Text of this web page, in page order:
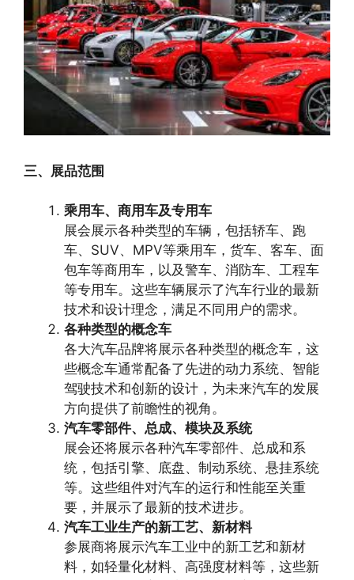
三、展品范围
乘用车、商用车及专用车
展会展示各种类型的车辆，包括轿车、跑
车、SUV、MPV等乘用车，货车、客车、面
包车等商用车，以及警车、消防车、工程车
等专用车。这些车辆展示了汽车行业的最新
技术和设计理念，满足不同用户的需求。
各种类型的概念车
各大汽车品牌将展示各种类型的概念车，这
些概念车通常配备了先进的动力系统、智能
驾驶技术和创新的设计，为未来汽车的发展
方向提供了前瞻性的视角。
汽车零部件、总成、模块及系统
展会还将展示各种汽车零部件、总成和系
统，包括引擎、底盘、制动系统、悬挂系统
等。这些组件对汽车的运行和性能至关重
要，并展示了最新的技术进步。
汽车工业生产的新工艺、新材料
参展商将展示汽车工业中的新工艺和新材
料，如轻量化材料、高强度材料等，这些新